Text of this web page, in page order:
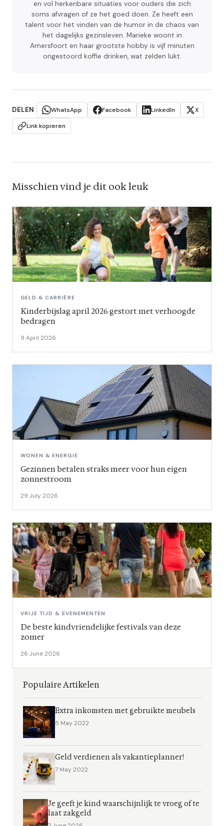
en vol herkenbare situaties voor ouders die zich
soms afvragen of ze het goed doen. Ze heeft een
talent voor het vinden van de humor in de chaos van
het dagelijks gezinsleven. Marieke woont in
Amersfoort en haar grootste hobby is vijf minuten
ongestoord koffie drinken, wat zelden lukt.
DELEN WhatsApp Facebook LinkedIn
X
Link kopieren
Misschien vind je dit ook leuk
GELD & CARRIÈRE
Kinderbijslag april 2026 gestort met verhoogde
bedragen
9 April 2026
WONEN & ENERGIE
Gezinnen betalen straks meer voor hun eigen
zonnestroom
29 July 2026
VRIJE TIJD & EVENEMENTEN
De beste kindvriendelijke festivals van deze
zomer
26 June 2026
Populaire Artikelen
Extra inkomsten met gebruikte meubels
5 May 2022
Geld verdienen als vakantieplanner!
7 May 2022
Je geeft je kind waarschijnlijk te vroeg of te
laat zakgeld